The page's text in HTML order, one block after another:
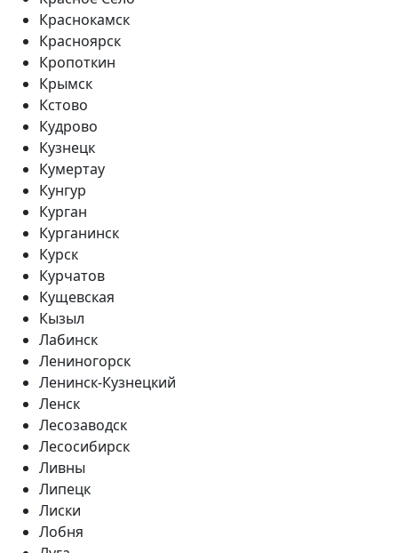
Краснокамск
Красноярск
Кропоткин
Крымск
Кстово
Кудрово
Кузнецк
Кумертау
Кунгур
Курган
Курганинск
Курск
Курчатов
Кущевская
Кызыл
Лабинск
Лениногорск
Ленинск-Кузнецкий
Ленск
Лесозаводск
Лесосибирск
Ливны
Липецк
Лиски
Лобня